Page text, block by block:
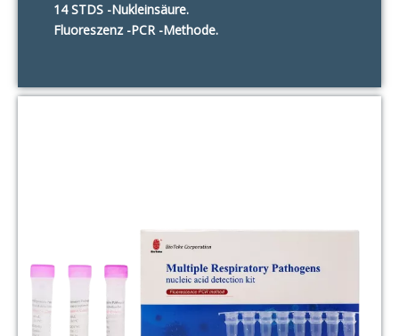
Sexuell übertragbarer Infektionskit (STI)
14 STDS -Nukleinsäure.
Fluoreszenz -PCR -Methode.